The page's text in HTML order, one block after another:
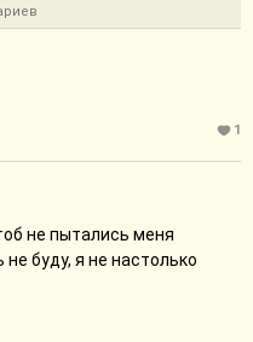
1
не пытались меня
буду, я не настолько